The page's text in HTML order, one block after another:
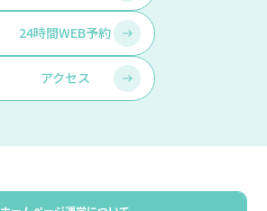
24時間WEB予約
アクセス